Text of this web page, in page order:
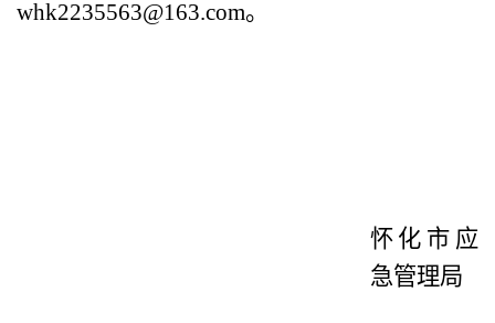
whk2235563@163.com。
怀化市应
急管理局